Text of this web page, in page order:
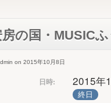
の国・MUSIC
on 2015年10月8日
日時: 2015年
終日